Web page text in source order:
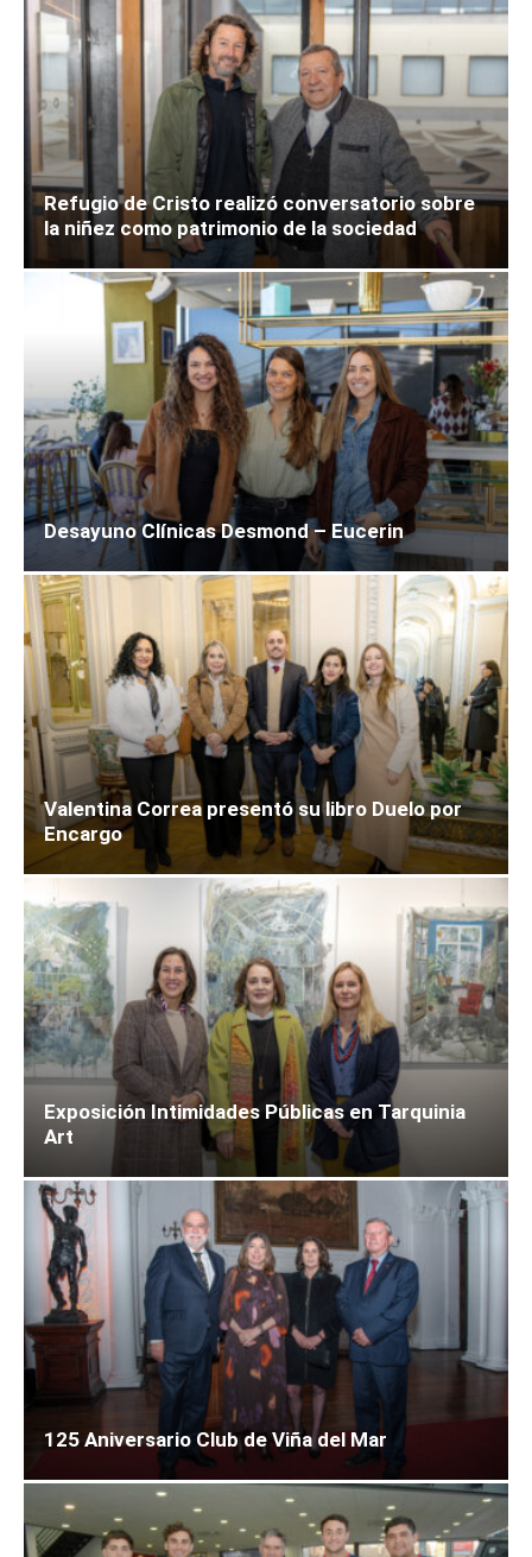
Refugio de Cristo realizó conversatorio sobre
la niñez como patrimonio de la sociedad
Desayuno Clínicas Desmond – Eucerin
Valentina Correa presentó su libro Duelo por
Encargo
Exposición Intimidades Públicas en Tarquinia
Art
125 Aniversario Club de Viña del Mar